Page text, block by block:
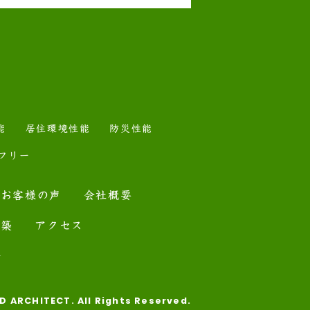
居住環境性能 防災性能
リー
お客様の声 会社概要
アクセス
ARCHITECT. All Rights Reserved.